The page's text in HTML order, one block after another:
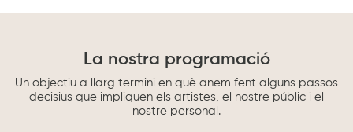
La nostra programació
Un objectiu a llarg termini en què anem fent alguns passos
decisius que impliquen els artistes, el nostre públic i el
nostre personal.